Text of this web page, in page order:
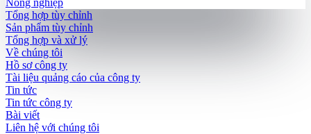
Nông nghiệp
Tổng hợp tùy chỉnh
Sản phẩm tùy chỉnh
Tổng hợp và xử lý
Về chúng tôi
Hồ sơ công ty
Tài liệu quảng cáo của công ty
Tin tức
Tin tức công ty
Bài viết
Liên hệ với chúng tôi